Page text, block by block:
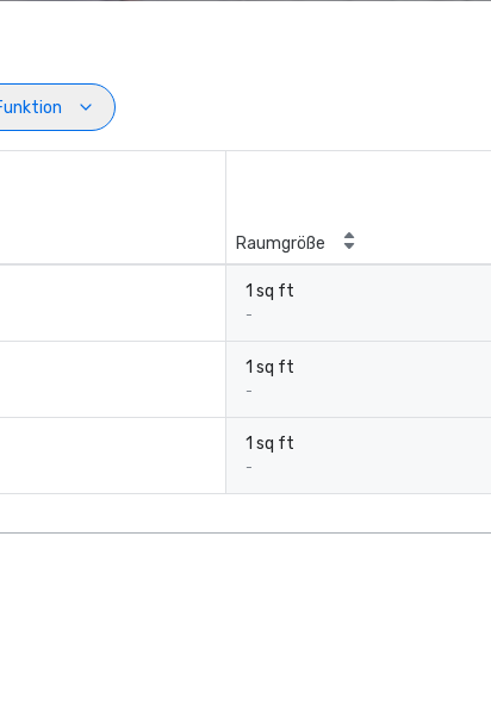
Raumgröße
1 sq ft
-
1 sq ft
-
1 sq ft
-